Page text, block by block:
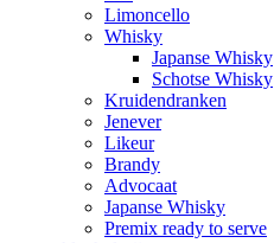
Limoncello
Whisky
Japanse Whisky
Schotse Whisky
Kruidendranken
Jenever
Likeur
Brandy
Advocaat
Japanse Whisky
Premix ready to serve